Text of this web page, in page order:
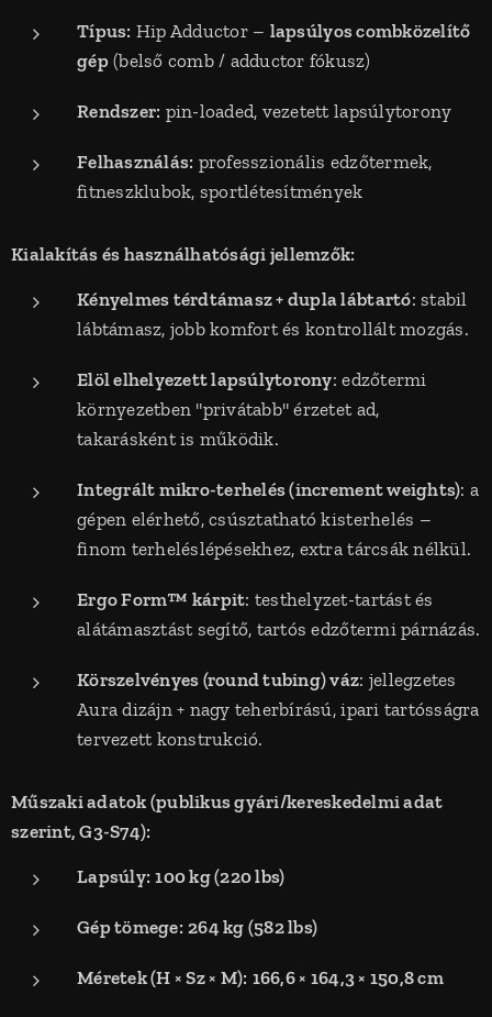
Típus: Hip Adductor – lapsúlyos combközelítő
gép(belső comb / adductor fókusz)
Rendszer: pin-loaded, vezetett lapsúlytorony
Felhasználás: professzionális edzőtermek,
fitneszklubok, sportlétesítmények
Kialakítás és használhatósági jellemzők:
Kényelmes térdtámasz + dupla lábtartó: stabil
lábtámasz, jobb komfort és kontrollált mozgás.
Elöl elhelyezett lapsúlytorony: edzőtermi
környezetben "privátabb" érzetet ad,
takarásként is működik.
Integrált mikro-terhelés (increment weights): a
gépen elérhető, csúsztatható kisterhelés –
finom terheléslépésekhez, extra tárcsák nélkül.
Ergo Form™ kárpit: testhelyzet-tartást és
alátámasztást segítő, tartós edzőtermi párnázás.
Körszelvényes (round tubing) váz: jellegzetes
Aura dizájn + nagy teherbírású, ipari tartósságra
tervezett konstrukció.
Műszaki adatok (publikus gyári/kereskedelmi adat
szerint, G3-S74):
Lapsúly: 100 kg (220 lbs)
Gép tömege: 264 kg (582 lbs)
Méretek (H × Sz × M): 166,6 × 164,3 × 150,8 cm